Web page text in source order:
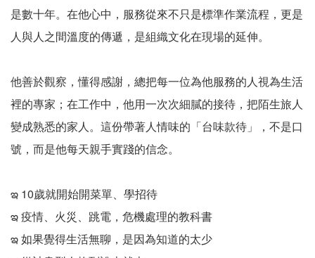
是數十年。在他心中，服務從來不只是標準作業流程，更是
人與人之間溫度的傳遞，是組織文化在現場的延伸。
他善於觀察，懂得感謝，總把每一位為他服務的人視為生活
裡的專家；在工作中，他用一次次細膩的接待，把陌生旅人
變成熟悉的家人。這份帶著人情味的「台味款待」，不是口
號，而是他每天親手實踐的信念。
ఇ 10歲就開始開菜單、學招待
ఇ 疫情、火災、跳電，危機處理的教科書
ఇ 如果覺得生活無聊，是因為知道的太少